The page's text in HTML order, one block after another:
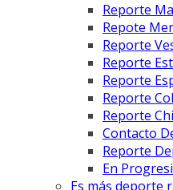
Reporte
Repote
Reporte
Reporte
Reporte
Reporte
Reporte
Contacto
Reporte
En
Es más deporte